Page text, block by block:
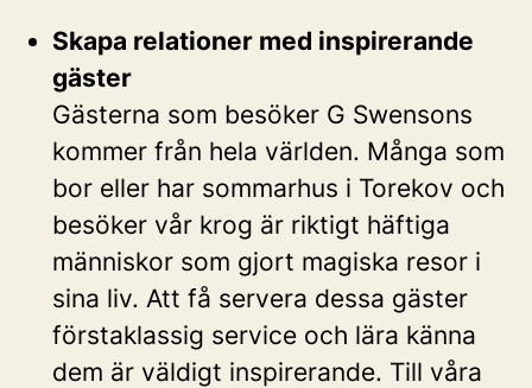
Skapa relationer med inspirerande
gäster
Gästerna som besöker G Swensons
kommer från hela världen. Många som
bor eller har sommarhus i Torekov och
besöker vår krog är riktigt häftiga
människor som gjort magiska resor i
sina liv. Att få servera dessa gäster
förstaklassig service och lära känna
dem är väldigt inspirerande. Till våra